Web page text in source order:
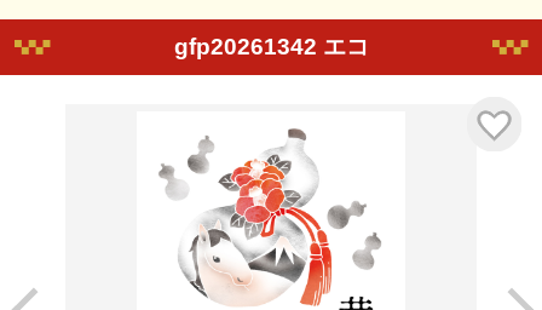
gfp20261342 エコ